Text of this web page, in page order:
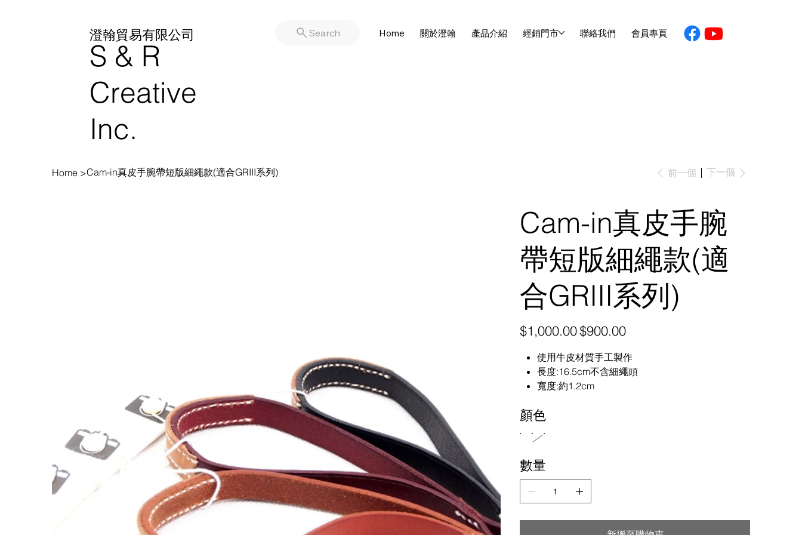
澄翰貿易有限公司
S & R
Creative
Inc.
Search Home 關於澄翰 產品介紹 經銷門市 聯絡我們 會員專頁
Home >Cam-in真皮手腕帶短版細繩款(適合GRIII系列) 前一個 下一個
Cam-in真皮手腕
帶短版細繩款(適
合GRIII系列)
始
$1,000.00 銷
$900.00
使用牛皮材質手工製作
長度:16.5cm不含細繩頭
寬度:約1.2cm
顏色
數量